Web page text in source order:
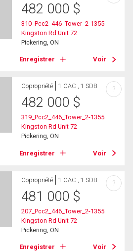
482 000 $
310_Pcc2_446_Tower_2-1355
Kingston Rd Unit 72
Pickering, ON
Enregistrer Voir
Copropriété 1 CAC , 1 SDB
482 000 $
319_Pcc2_446_Tower_2-1355
Kingston Rd Unit 72
Pickering, ON
Enregistrer Voir
?
Copropriété 1 CAC , 1 SDB
481 000 $
207_Pcc2_446_Tower_2-1355
Kingston Rd Unit 72
Pickering, ON
Enregistrer Voir
?